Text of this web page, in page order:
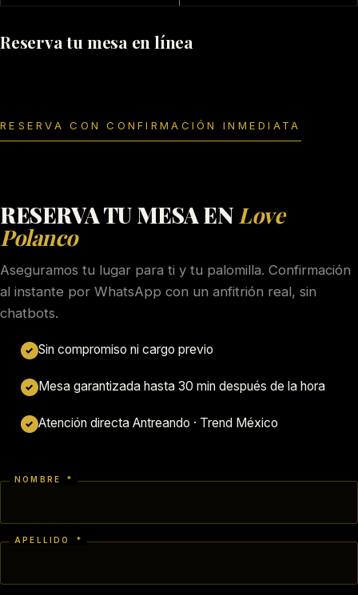
Reserva tu mesa en línea
RESERVA CON CONFIRMACIÓN INMEDIATA
RESERVA TU MESA ENLove
Polanco
Aseguramos tu lugar para ti y tu palomilla. Confirmación
al instante por WhatsApp con un anfitrión real, sin
chatbots.
✓ Sin compromiso ni cargo previo
✓ Mesa garantizada hasta 30 min después de la hora
✓ Atención directa Antreando · Trend México
NOMBRE *
APELLIDO *